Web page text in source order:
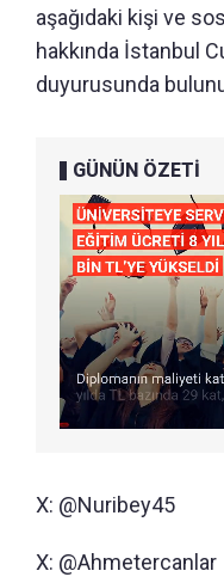
aşağıdaki kişi ve
hakkında İstanbul
duyurusunda
GÜNÜN ÖZETİ
X: @Nuribey45
X: @Ahmetercanlar